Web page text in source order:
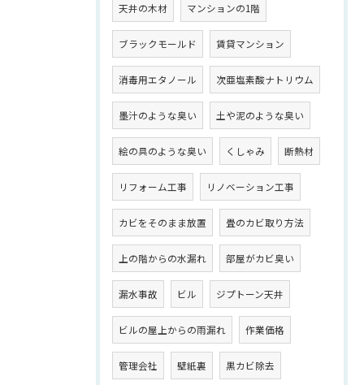
天井の木材 マンションの1階
ブラックモールド 賃貸マンション
消毒用エタノール 次亜塩素酸ナトリウム
墨汁のような臭い 土や泥のような臭い
絵の具のような臭い くしゃみ 断熱材
リフォーム工事 リノベーション工事
カビをそのまま放置 畳のカビ取り方法
上の階からの水漏れ 部屋がカビ臭い
漏水事故 ビル ジプトーン天井
ビルの屋上からの雨漏れ 作業価格
管理会社 壁紙裏 黒カビ除去